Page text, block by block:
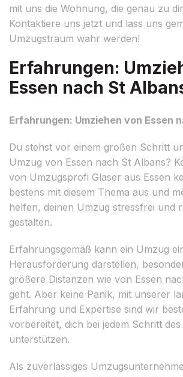
mit uns die Wohnung, die genau zu
Kontaktiere uns jetzt und lass uns
Umzugstraum wahr werden!
Erfahrungen:
Essen nach St
Erfahrungen: Umziehen von Essen
Du stehst vor einem großen Schritt
Umzug von Essen nach St Albans?
von Umzugsprofi Glaser aus Essen
bestens mit diesem Thema aus und
helfen, deinen Umzug stressfrei und
gestalten.
Erfahrungsgemäß kann ein Umzug
Herausforderung darstellen,
größere Distanzen wie von Essen
geht. Aber keine Panik, mit unserer
Erfahrung und Expertise sind wir
vorbereitet, dich bei jedem Schritt
unterstützen.
Als zuverlässiges